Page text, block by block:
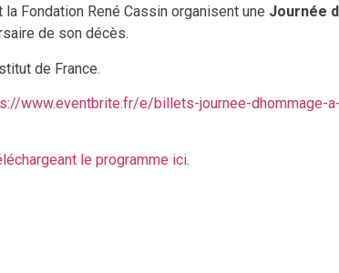
Fondation René Cassin organisent une Journée
de son décès.
de France.
www.eventbrite.fr/e/billets-journee-dhommage-
le programme ici.